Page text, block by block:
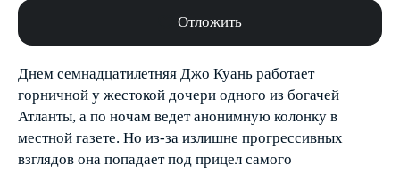
Отложить
Днем семнадцатилетняя Джо Куань работает
горничной у жестокой дочери одного из богачей
Атланты, а по ночам ведет анонимную колонку в
местной газете. Но из-за излишне прогрессивных
взглядов она попадает под прицел самого